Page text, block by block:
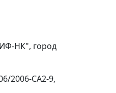
НК", город
2006-СА2-9,